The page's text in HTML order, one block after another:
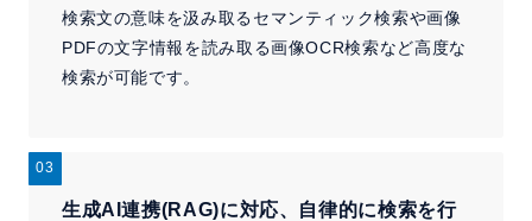
検索文の意味を汲み取るセマンティック検索や画像
PDFの文字情報を読み取る画像OCR検索など高度な
検索が可能です。
03
生成AI連携(RAG)に対応、 自律的に検索を行